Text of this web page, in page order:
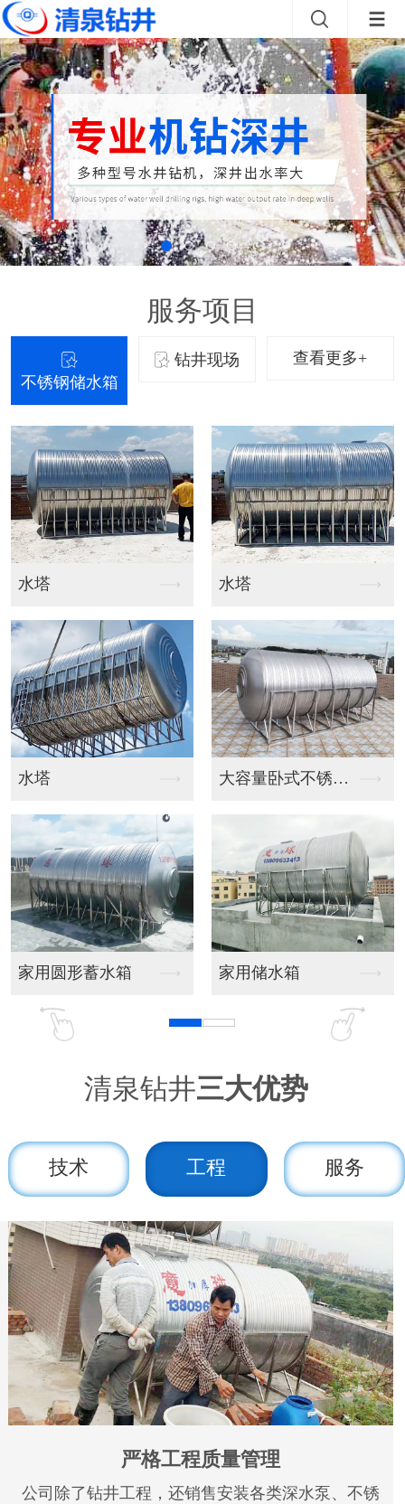
服务项目
不锈钢储水箱
钻井现场 查看更多+
大容量卧式不锈钢蓄水...
箱 家用储水箱
机钻深水井
温泉钻井现场
清泉钻井三大优势
技术 工程 服务
严格工程质量管理
公司除了钻井工程，还销售安装各类深水泵、不锈